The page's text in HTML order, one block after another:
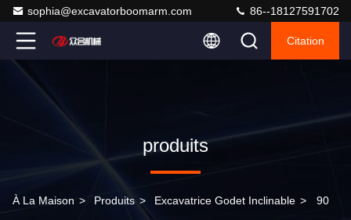
sophia@excavatorboomarm.com 86--18127591702
Citation
produits
À La Maison > Produits > Excavatrice Godet Inclinable > 90